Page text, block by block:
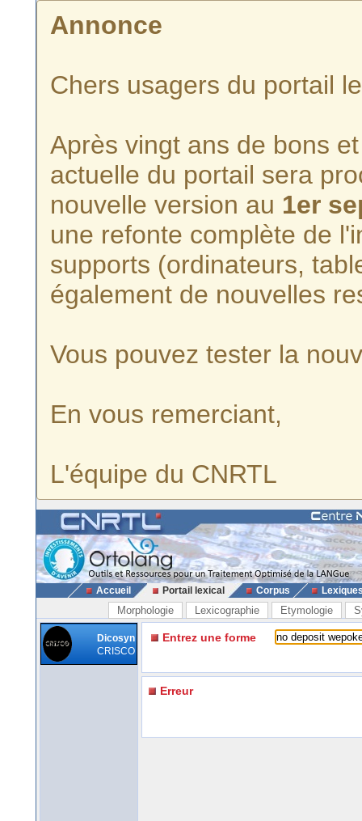
Annonce
Chers usagers du portail
Après vingt ans de bons
actuelle du portail sera
nouvelle version au 1er
une refonte complète de
supports (ordinateurs,
également de nouvelles
Vous pouvez tester la
En vous remerciant,
L'équipe du CNRTL
Accueil Portail lexical Corpus
Morphologie Lexicographie Etymologie
Dicosyn
CRISCO
Entrez une forme
Erreur